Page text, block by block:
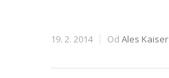
19. 2. 2014 Od Ales Kaiser